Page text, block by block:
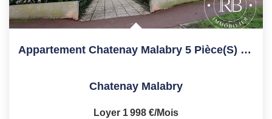
Appartement Chatenay Malabry 5 Pièce(s) 109.28 M2
Chatenay Malabry
Loyer 1 998 €/mois